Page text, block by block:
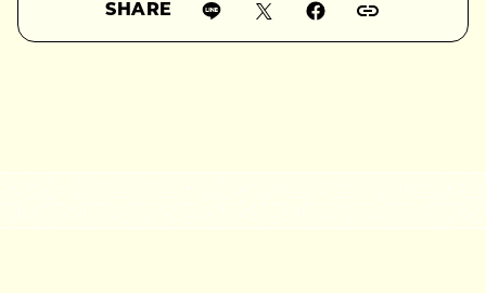
SHARE